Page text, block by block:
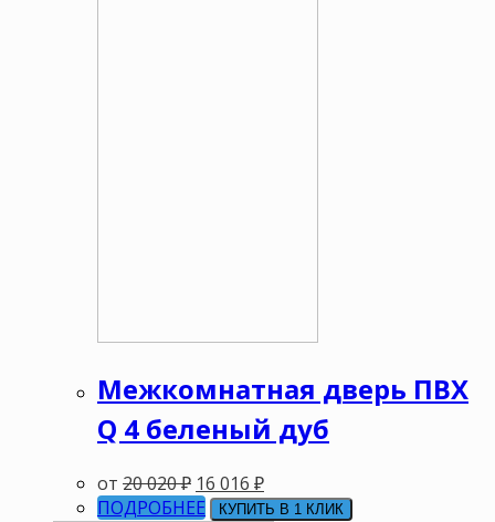
Межкомнатная дверь ПВХ
Q 4 беленый дуб
от 20 020₽ 16 016 ₽
ПОДРОБНЕЕ
КУПИТЬ В 1 КЛИК